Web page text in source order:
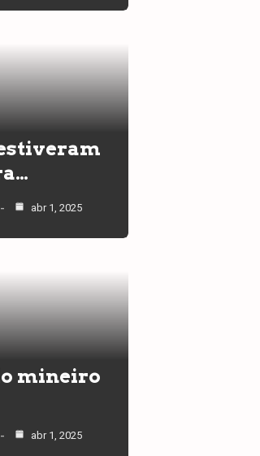
abr 1, 2025
mineiro
abr 1, 2025